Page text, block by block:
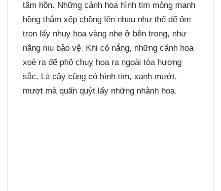
tâm hồn. Những cánh hoa hình tim mỏng manh
hồng thắm xếp chồng lên nhau như thể để ôm
trọn lấy nhuỵ hoa vàng nhẹ ở bên trong, như
nâng niu bảo vệ. Khi có nắng, những cánh hoa
xoè ra để phô chuỵ hoa ra ngoài tỏa hương
sắc. Lá cây cũng có hình tim, xanh mướt,
mượt mà quấn quýt lấy những nhành hoa.